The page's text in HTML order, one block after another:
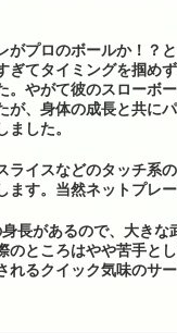
がプロのボールか！？
ぎてタイミングを掴め
。やがて彼のスローボ
が、身体の成長と共にパ
ました。
ライスなどのタッチ系
ます。当然ネットプレー
長があるので、大きな
のところはやや苦手と
れるクイック気味のサ